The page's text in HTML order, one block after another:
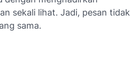
sekali lihat. Jadi, pesan tidak
sama.